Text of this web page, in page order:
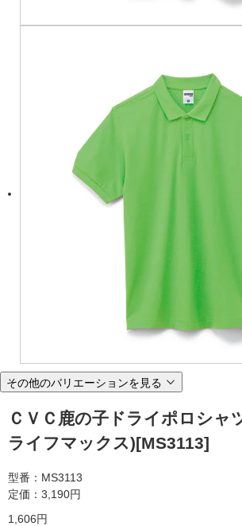
その他のバリエーションを見る
ＣＶＣ鹿の子ドライポロシャ
ライフマックス)[MS3113]
型番：MS3113
定価：3,190円
1,606円